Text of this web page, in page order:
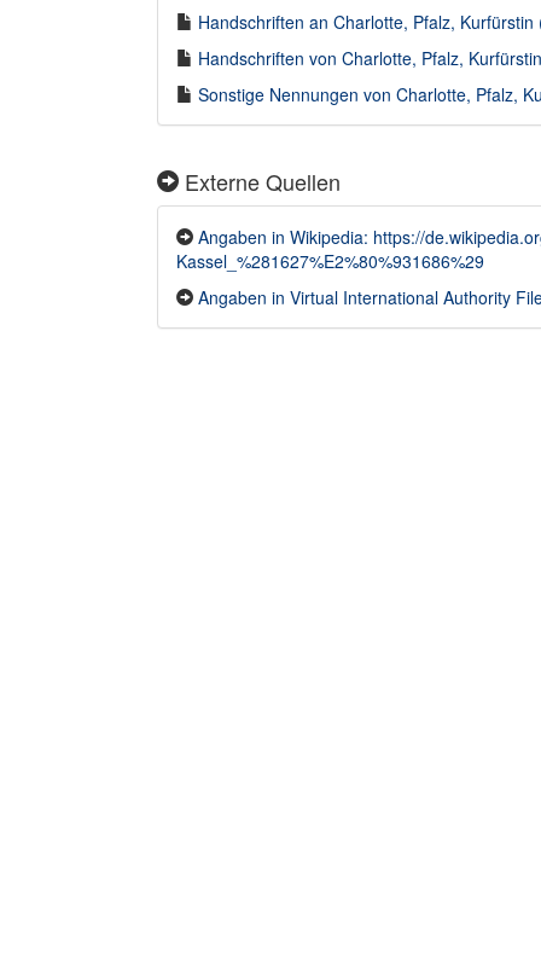
Handschriften an Charlotte, Pfalz,
Handschriften von Charlotte, Pfalz,
Sonstige Nennungen von Charlotte, Pfalz,
Externe Quellen
Angaben in Wikipedia: https://
Kassel_%281627%E2%80%931686%29
Angaben in Virtual International Authority